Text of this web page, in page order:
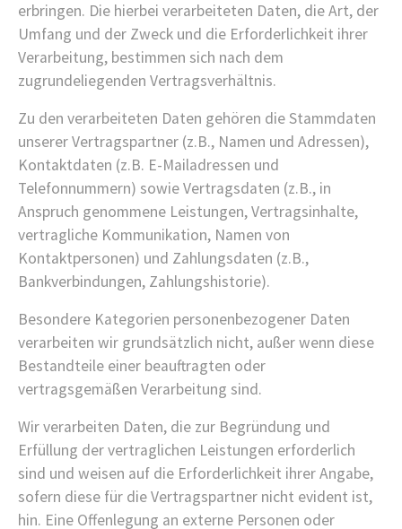
erbringen. Die hierbei verarbeiteten Daten, die Art, der
Umfang und der Zweck und die Erforderlichkeit ihrer
Verarbeitung, bestimmen sich nach dem
zugrundeliegenden Vertragsverhältnis.
Zu den verarbeiteten Daten gehören die Stammdaten
unserer Vertragspartner (z.B., Namen und Adressen),
Kontaktdaten (z.B. E-Mailadressen und
Telefonnummern) sowie Vertragsdaten (z.B., in
Anspruch genommene Leistungen, Vertragsinhalte,
vertragliche Kommunikation, Namen von
Kontaktpersonen) und Zahlungsdaten (z.B.,
Bankverbindungen, Zahlungshistorie).
Besondere Kategorien personenbezogener Daten
verarbeiten wir grundsätzlich nicht, außer wenn diese
Bestandteile einer beauftragten oder
vertragsgemäßen Verarbeitung sind.
Wir verarbeiten Daten, die zur Begründung und
Erfüllung der vertraglichen Leistungen erforderlich
sind und weisen auf die Erforderlichkeit ihrer Angabe,
sofern diese für die Vertragspartner nicht evident ist,
hin. Eine Offenlegung an externe Personen oder